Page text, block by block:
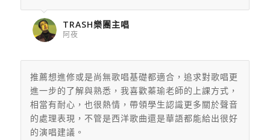
TRASH樂團主唱
阿夜
推薦想進修或是尚無歌唱基礎都適合， 追求對歌唱更
進一步的了解與熟悉，我喜歡蓁瑜老師的上課方式，
相當有耐心，也很熱情，帶領學生認識更多關於聲音
的處理表現， 不管是西洋歌曲還是華語都能給出很好
的演唱建議。